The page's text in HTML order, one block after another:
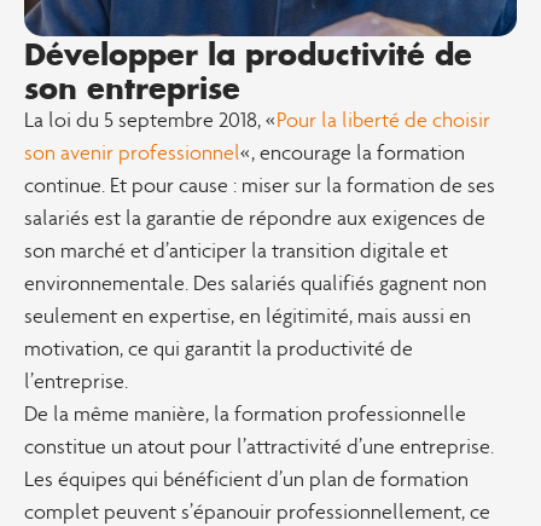
Développer la productivité de
son entreprise​
La loi du 5 septembre 2018, «Pour la liberté de choisir
son avenir professionnel« , encourage la formation
continue. Et pour cause : miser sur la formation de ses
salariés est la garantie de répondre aux exigences de
son marché et d’anticiper la transition digitale et
environnementale. Des salariés qualifiés gagnent non
seulement en expertise, en légitimité, mais aussi en
motivation, ce qui garantit la productivité de
l’entreprise.
De la même manière, la formation professionnelle
constitue un atout pour l’attractivité d’une entreprise.
Les équipes qui bénéficient d’un plan de formation
complet peuvent s’épanouir professionnellement, ce